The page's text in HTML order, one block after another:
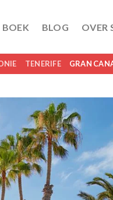
BOEK BLOG OVER
TENERIFE GRAN